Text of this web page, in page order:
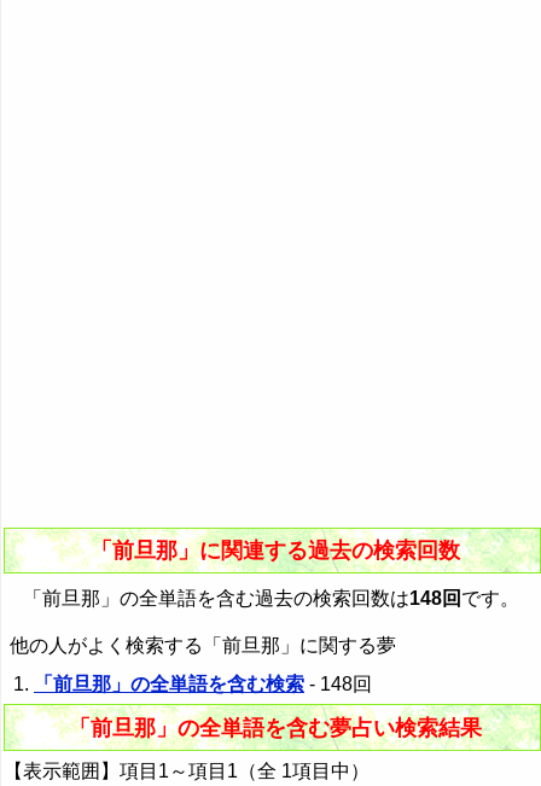
「前旦那」に関連する過去の検索回数
「前旦那」の全単語を含む過去の検索回数は148回 です。
他の人がよく検索する「前旦那」に関する夢
「前旦那」の全単語を含む検索 - 148回
「前旦那」の全単語を含む夢占い検索結果
【表示範囲】項目1～項目1（全 1項目中）